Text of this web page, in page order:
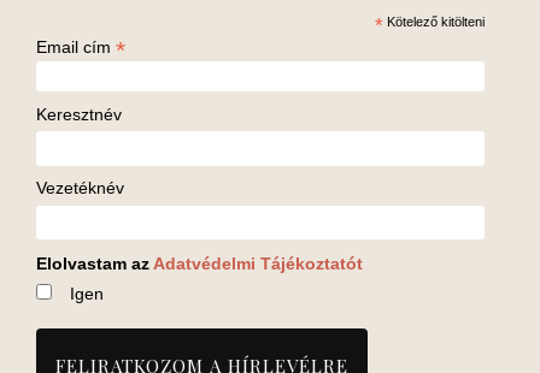
* Kötelező kitölteni
Email cím *
Keresztnév
Vezetéknév
Elolvastam az Adatvédelmi Tájékoztatót
Igen